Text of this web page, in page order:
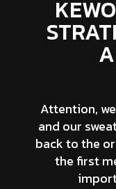
Attention,
and our
back to the
the first